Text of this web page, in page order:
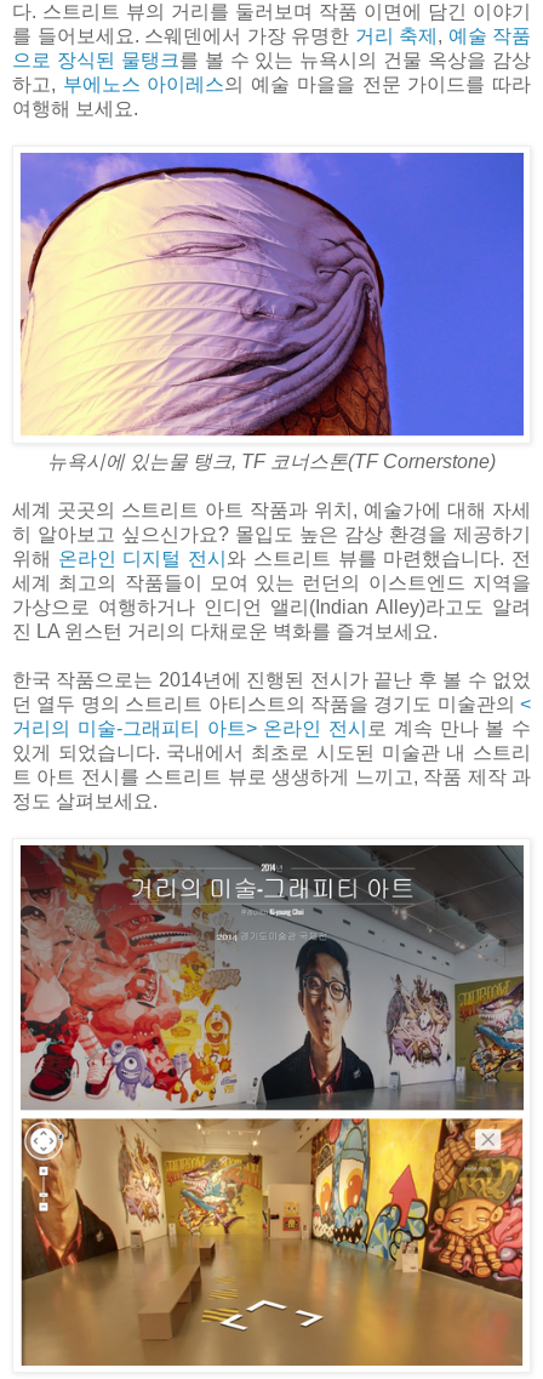
다. 스트리트 뷰의 거리를 둘러보며 작품 이면에 담긴 이야기
를 들어보세요. 스웨덴에서 가장 유명한 거리 축제 , 예술 작품
으로 장식된 물탱크를 볼 수 있는 뉴욕시의 건물 옥상을 감상
하고, 부에노스 아이레스의 예술 마을을 전문 가이드를 따라
여행해 보세요.
뉴욕시에 있는물 탱크, TF 코너스톤(TF Cornerstone)
세계 곳곳의 스트리트 아트 작품과 위치, 예술가에 대해 자세
히 알아보고 싶으신가요? 몰입도 높은 감상 환경을 제공하기
위해 온라인 디지털 전시 와 스트리트 뷰를 마련했습니다. 전
세계 최고의 작품들이 모여 있는 런던의 이스트엔드 지역을
가상으로 여행하거나 인디언 앨리(Indian Alley)라고도 알려
진 LA 윈스턴 거리의 다채로운 벽화를 즐겨보세요.
한국 작품으로는 2014년에 진행된 전시가 끝난 후 볼 수 없었
던 열두 명의 스트리트 아티스트의 작품을 경기도 미술관의 <
거리의 미술-그래피티 아트> 온라인 전시 로 계속 만나 볼 수
있게 되었습니다. 국내에서 최초로 시도된 미술관 내 스트리
트 아트 전시를 스트리트 뷰로 생생하게 느끼고, 작품 제작 과
정도 살펴보세요.